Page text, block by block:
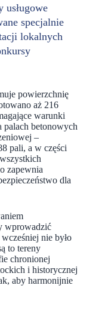
specjalnie
lokalnych
powierzchnię
aż 216
warunki
palach betonowych
–
pali, a w części
zapewnia
dla
wprowadzić
nie było
to tereny
chronionej
i historycznej
aby harmonijnie